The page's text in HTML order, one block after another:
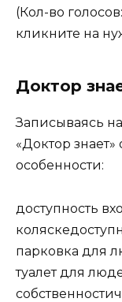
(Кол-во голосов:
кликните на
Доктор
Записываясь
«Доктор
особенности:
доступность
коляске
парковка для
туалет для
собственности